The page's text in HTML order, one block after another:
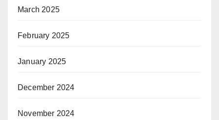
March 2025
February 2025
January 2025
December 2024
November 2024